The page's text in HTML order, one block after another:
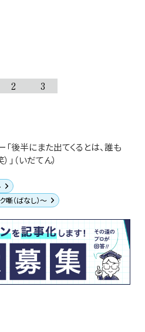
2 3
後半にまた出てくるとは、誰も
」（いだてん）
噺（ばなし）～